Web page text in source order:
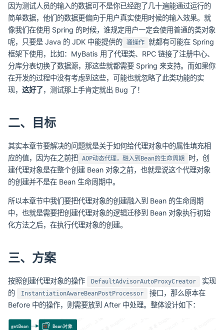
因为测试人员的输入的数据可不是你已经跑了几十遍能通过运行的
简单数据，他们的数据更偏向于用户真实使用时候的输入效果。就
像我们在使用 Spring 的时候，谁规定用户一定会使用普通的类对象
呢，只要是 Java 的 JDK 中能提供的 骚操作 就都有可能在 Spring
框架下使用，比如：MyBatis 用了代理类、RPC 链接了注册中心、
分库分表切换了数据源，那这些就都需要 Spring 来支持。而如果你
在开发的过程中没有考虑到这些，可能也就忽略了此类功能的实
现， 这好了，测试那上手肯定就出 Bug 了！
二、目标
其实本章节要解决的问题就是关于如何给代理对象中的属性填充相
应的值，因为在之前把 AOP动态代理，融入到Bean的生命周期
时，创
建代理对象是在整个创建 Bean 对象之前，也就是说这个代理对象
的创建并不是在 Bean 生命周期中。
所以本章节中我们要把代理对象的创建融入到 Bean 的生命周期
中，也就是需要把创建代理对象的逻辑迁移到 Bean 对象执行初始
化方法之后，在执行代理对象的创建。
三、方案
按照创建代理对象的操作 DefaultAdvisorAutoProxyCreator
实现
的
InstantiationAwareBeanPostProcessor
接口，那么原本在
Before 中的操作，则需要放到 After 中处理。整体设计如下：